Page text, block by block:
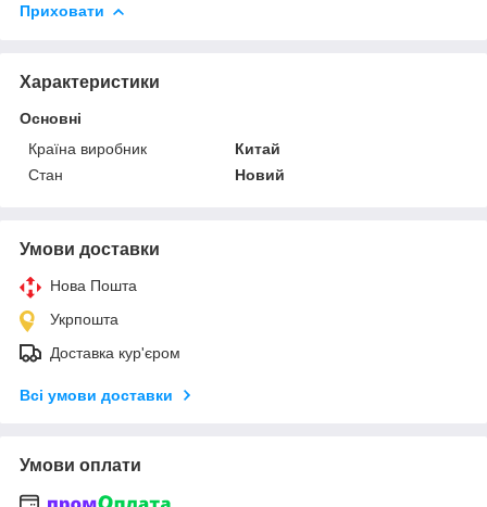
Приховати
Характеристики
Основні
Країна виробник
Китай
Стан
Новий
Умови доставки
Нова Пошта
Укрпошта
Доставка кур'єром
Всі умови доставки
Умови оплати